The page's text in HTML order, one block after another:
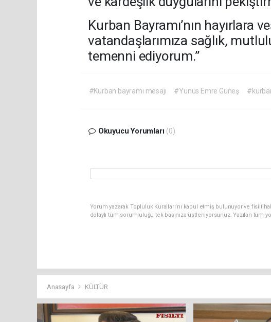
Kurban Bayramı’nın hayırlara
vatandaşlarımıza sağlık,
temenni ediyorum.”
#Kurban bayramı mesajı #Yunus Emre Güneş
Okuyucu Yorumları (0)
Yorum yazarak Topluluk Kuralları’nı kabul etmiş bulunuyor ve
dolaylı tüm sorumluluğu tek başınıza üstleniyorsunuz. Yazılan
Anasayfa KÜLTÜR